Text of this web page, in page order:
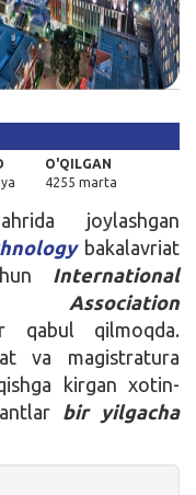
O'QILGAN
4255 marta
joylashgan
bakalavriat
International
Association
qabul qilmoqda.
va magistratura
kirgan xotin-
bir yilgacha